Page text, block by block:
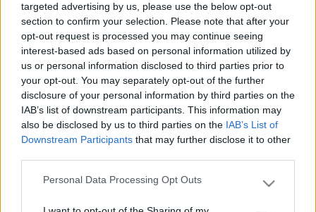
targeted advertising by us, please use the below opt-out
section to confirm your selection. Please note that after your
opt-out request is processed you may continue seeing
interest-based ads based on personal information utilized by
us or personal information disclosed to third parties prior to
your opt-out. You may separately opt-out of the further
disclosure of your personal information by third parties on the
IAB’s list of downstream participants. This information may
also be disclosed by us to third parties on the IAB’s List of
Downstream Participants that may further disclose it to other
Please note that this website/app uses one or more Google
Personal Data Processing Opt Outs
Ho preso in mano il camper dopo quasi un anno e il contakm non
funziona più, cosa devo guardare? Laika EV6 su Iveco 25.12 Tiziano
Scusate se ogni tanto parlo da solo, è che sento il bisogno di parlare con
una persona intelligente
devi guardare l'elenco telefonico per un officina iveco :D
Poi il portafogli mentre si svuota.
Controlla il fusibile relativo, se è ok (90%) prendi un tester e
leggi la tensione sul galleggiante sopra il serbatoio per vedere
ok anche lui vai dietro all indicatore e vedi se arriva il segnale,